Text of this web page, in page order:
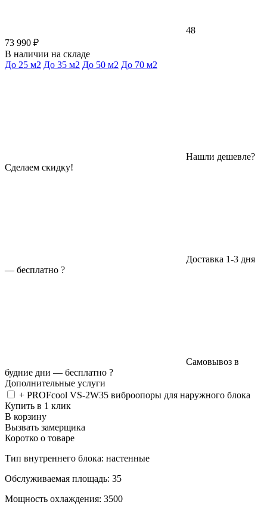
48
73 990 ₽
В наличии на складе
До 25 м2 До 35 м2 До 50 м2 До 70 м2
Нашли дешевле?
Сделаем скидку!
Доставка 1-3 дня
— бесплатно ?
Самовывоз в
будние дни — бесплатно ?
Дополнительные услуги
+ PROFcool VS-2W35 виброопоры для наружного блока
Купить в 1 клик
В корзину
Вызвать замерщика
Коротко о товаре
Тип внутреннего блока: настенные
Обслуживаемая площадь: 35
Мощность охлаждения: 3500